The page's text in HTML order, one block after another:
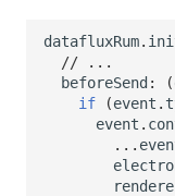
datafluxRum.
// ...
beforeSend: (
if
(event .
event .
...